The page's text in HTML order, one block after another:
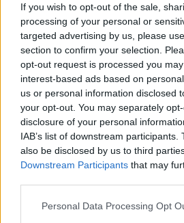
If you wish to opt-out of the sale,
processing of your personal or
targeted advertising by us, please
section to confirm your selection.
opt-out request is processed you
interest-based ads based on
us or personal information disclosed
your opt-out. You may separately
disclosure of your personal
IAB’s list of downstream
also be disclosed by us to third
Downstream Participants that may
Personal Data Processing Opt
Servicers:
προς τους
ανακούφισης
05/08/26
Παράταση
ηλεκτρονική
παρόχου
Λογιστικός
Ένωση
Οικονομική